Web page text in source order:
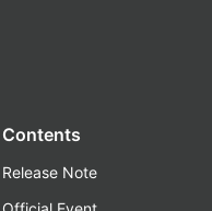
Contents
Release Note